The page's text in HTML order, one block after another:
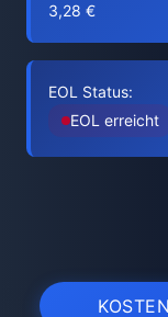
3,28 €
EOL Status:
EOL erreicht